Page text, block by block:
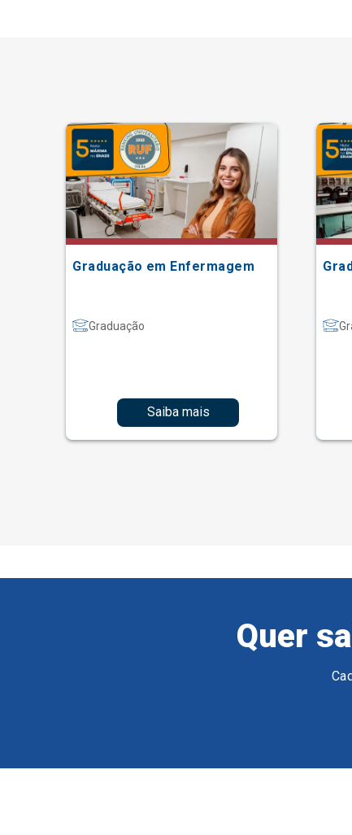
Graduação em Enfermagem
Graduação
Saiba mais
Quer